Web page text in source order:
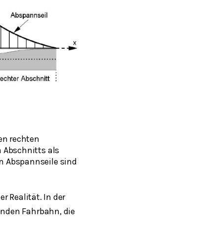
rechten
Abschnitts als
Abspannseile sind
Realität. In der
Fahrbahn, die